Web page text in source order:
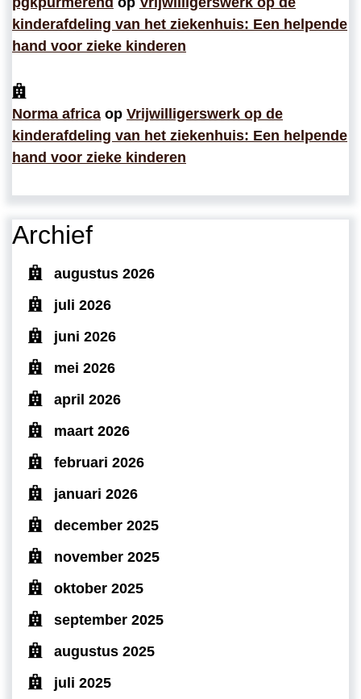
kinderafdeling van het ziekenhuis: Een helpende
hand voor zieke kinderen
Norma africa op Vrijwilligerswerk op de
kinderafdeling van het ziekenhuis: Een helpende
hand voor zieke kinderen
Archief
augustus 2026
juli 2026
juni 2026
mei 2026
april 2026
maart 2026
februari 2026
januari 2026
december 2025
november 2025
oktober 2025
september 2025
augustus 2025
juli 2025